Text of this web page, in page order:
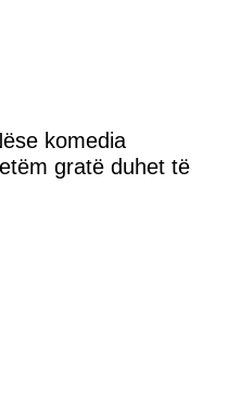
komedia
gratë duhet të